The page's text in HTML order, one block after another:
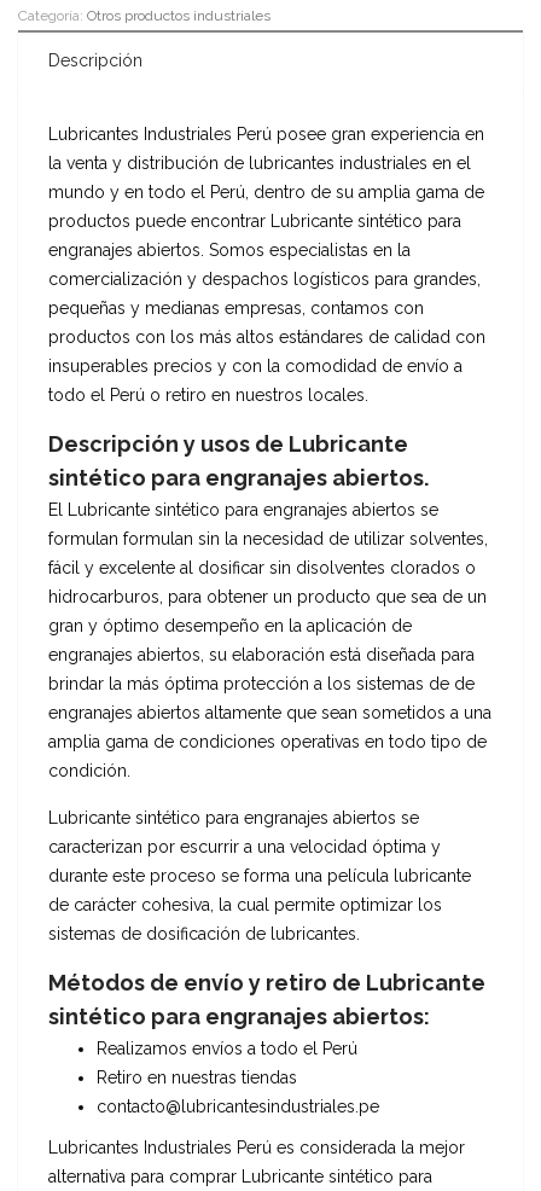
Categoría: Otros productos industriales
Descripción
Lubricantes Industriales Perú posee gran experiencia en
la venta y distribución de lubricantes industriales en el
mundo y en todo el Perú, dentro de su amplia gama de
productos puede encontrar Lubricante sintético para
engranajes abiertos. Somos especialistas en la
comercialización y despachos logísticos para grandes,
pequeñas y medianas empresas, contamos con
productos con los más altos estándares de calidad con
insuperables precios y con la comodidad de envío a
todo el Perú o retiro en nuestros locales.
Descripción y usos de Lubricante
sintético para engranajes abiertos.
El Lubricante sintético para engranajes abiertos se
formulan formulan sin la necesidad de utilizar solventes,
fácil y excelente al dosificar sin disolventes clorados o
hidrocarburos, para obtener un producto que sea de un
gran y óptimo desempeño en la aplicación de
engranajes abiertos, su elaboración está diseñada para
brindar la más óptima protección a los sistemas de de
engranajes abiertos altamente que sean sometidos a una
amplia gama de condiciones operativas en todo tipo de
condición.
Lubricante sintético para engranajes abiertos se
caracterizan por escurrir a una velocidad óptima y
durante este proceso se forma una película lubricante
de carácter cohesiva, la cual permite optimizar los
sistemas de dosificación de lubricantes.
Métodos de envío y retiro de Lubricante
sintético para engranajes abiertos:
Realizamos envíos a todo el Perú
Retiro en nuestras tiendas
contacto@lubricantesindustriales.pe
Lubricantes Industriales Perú es considerada la mejor
alternativa para comprar Lubricante sintético para